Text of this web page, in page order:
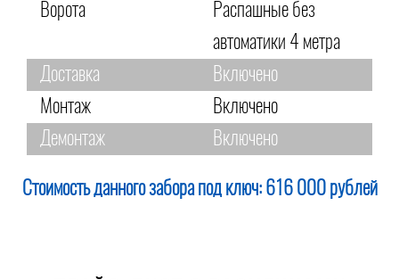
Ворота
Распашные без
автоматики 4 метра
Доставка
Включено
Монтаж
Включено
Демонтаж
Включено
Стоимость данного забора под ключ: 616 000 рублей